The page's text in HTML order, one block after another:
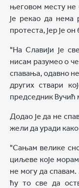
његовом месту не
је рекао да нема
протеста, јер је
"На Славији је
нисам разумео о
спавања, одавно
других ствари
председник Вучић
Додао је да не
жели да уради како
"Сањам велике
циљеве које
не могу да
ћу то све да